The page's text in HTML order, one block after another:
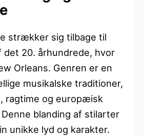
strækker sig tilbage til
det 20. århundrede, hvor
Orleans. Genren er en
musikalske traditioner,
ragtime og europæisk
blanding af stilarter
unikke lyd og karakter.